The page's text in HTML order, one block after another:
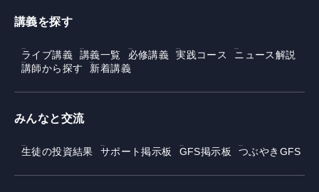
講義を探す
ライブ講義 講義一覧 必修講義 実践コース
ニュース解説
講師から探す
新着講義
みんなと交流
生徒の投資結果 サポート掲示板 GFS掲示板 つぶやきGFS